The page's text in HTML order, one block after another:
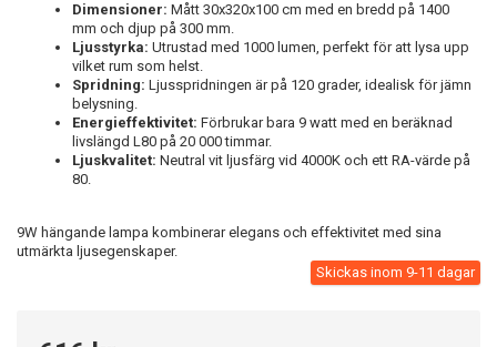
Dimensioner: Mått 30x320x100 cm med en bredd på 1400
mm och djup på 300 mm.
Ljusstyrka: Utrustad med 1000 lumen, perfekt för att lysa upp
vilket rum som helst.
Spridning: Ljusspridningen är på 120 grader, idealisk för jämn
belysning.
Energieffektivitet: Förbrukar bara 9 watt med en beräknad
livslängd L80 på 20 000 timmar.
Ljuskvalitet: Neutral vit ljusfärg vid 4000K och ett RA-värde på
80.
9W hängande lampa kombinerar elegans och effektivitet med sina
utmärkta ljusegenskaper.
Skickas inom 9-11 dagar